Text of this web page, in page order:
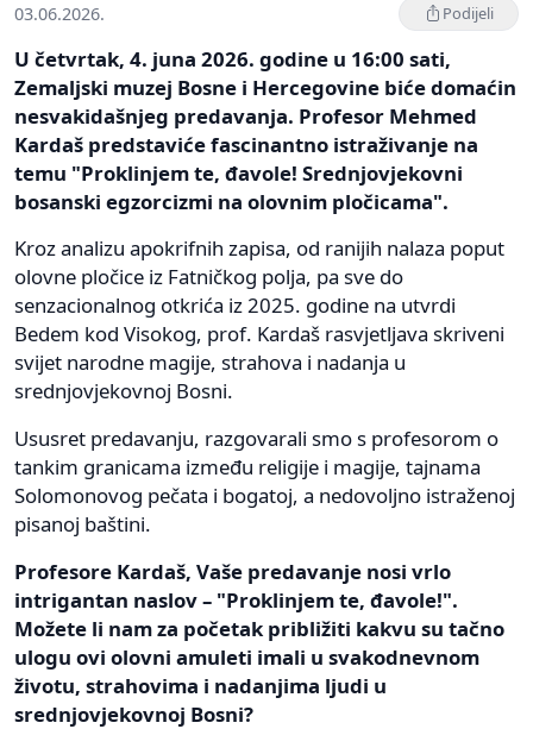
03.06.2026. Podijeli
U četvrtak, 4. juna 2026. godine u 16:00 sati,
Zemaljski muzej Bosne i Hercegovine biće domaćin
nesvakidašnjeg predavanja. Profesor Mehmed
Kardaš predstaviće fascinantno istraživanje na
temu "Proklinjem te, đavole! Srednjovjekovni
bosanski egzorcizmi na olovnim pločicama".
Kroz analizu apokrifnih zapisa, od ranijih nalaza poput
olovne pločice iz Fatničkog polja, pa sve do
senzacionalnog otkrića iz 2025. godine na utvrdi
Bedem kod Visokog, prof. Kardaš rasvjetljava skriveni
svijet narodne magije, strahova i nadanja u
srednjovjekovnoj Bosni.
Ususret predavanju, razgovarali smo s profesorom o
tankim granicama između religije i magije, tajnama
Solomonovog pečata i bogatoj, a nedovoljno istraženoj
pisanoj baštini.
Profesore Kardaš, Vaše predavanje nosi vrlo
intrigantan naslov – "Proklinjem te, đavole!".
Možete li nam za početak približiti kakvu su tačno
ulogu ovi olovni amuleti imali u svakodnevnom
životu, strahovima i nadanjima ljudi u
srednjovjekovnoj Bosni?